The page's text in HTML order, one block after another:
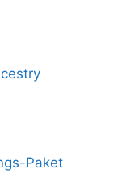
Paket